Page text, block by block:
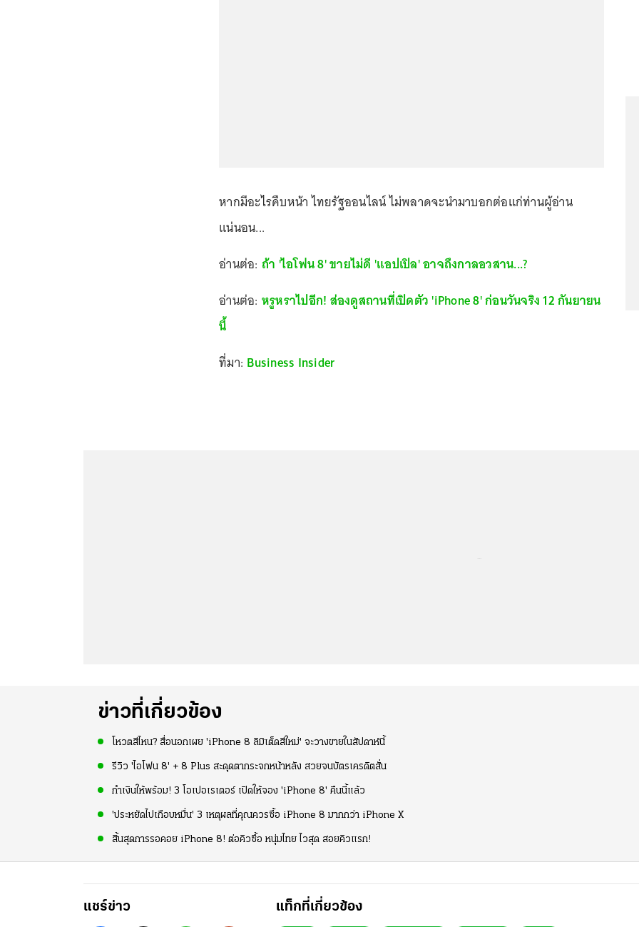
หากมีอะไรคืบหน้า ไทยรัฐออนไลน์ ไม่พลาดจะนำมาบอกต่อแก่ท่านผู้อ่าน
แน่นอน...
อ่านต่อ: ถ้า 'ไอโฟน 8' ขายไม่ดี 'แอปเปิล' อาจถึงกาลอวสาน...?
อ่านต่อ: หรูหราไปอีก! ส่องดูสถานที่เปิดตัว 'iPhone 8' ก่อนวันจริง 12 กันยายน
นี้
ที่มา: Business Insider
ข่าวที่เกี่ยวข้อง
โหวตสีไหน? สื่อนอกเผย 'iPhone 8 ลิมิเต็ดสีใหม่' จะวางขายในสัปดาห์นี้
รีวิว 'ไอโฟน 8' + 8 Plus สะดุดตากระจกหน้าหลัง สวยจนบัตรเครดิตสั่น
กำเงินให้พร้อม! 3 โอเปอเรเตอร์ เปิดให้จอง 'iPhone 8' คืนนี้แล้ว
'ประหยัดไปเกือบหมื่น' 3 เหตุผลที่คุณควรซื้อ iPhone 8 มากกว่า iPhone X
สิ้นสุดการรอคอย iPhone 8! ต่อคิวซื้อ หนุ่มไทย ไวสุด สอยคิวแรก!
แชร์ข่าว แท็กที่เกี่ยวข้อง